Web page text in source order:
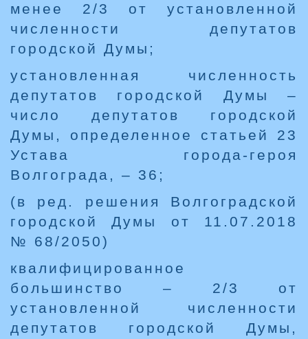
менее 2/3 от установленной
численности депутатов
городской Думы;
установленная численность
депутатов городской Думы –
число депутатов городской
Думы, определенное статьей 23
Устава города-героя
Волгограда, – 36;
(в ред. решения Волгоградской
городской Думы от 11.07.2018
№ 68/2050)
квалифицированное
большинство – 2/3 от
установленной численности
депутатов городской Думы,